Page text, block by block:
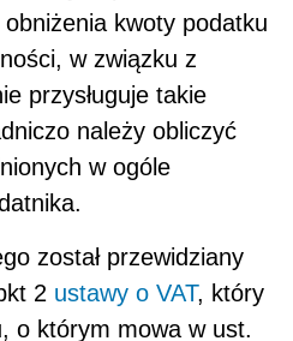
obniżenia kwoty podatku
w związku z
przysługuje takie
należy obliczyć
w ogóle
został przewidziany
2 ustawy o VAT, który
o którym mowa w ust.